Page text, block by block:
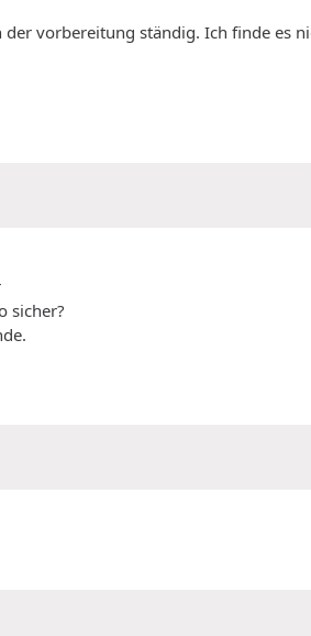
vorbereitung ständig. Ich finde es
sicher?